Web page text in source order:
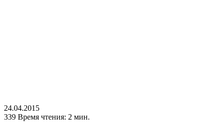
24.04.2015
339 Время чтения: 2 мин.